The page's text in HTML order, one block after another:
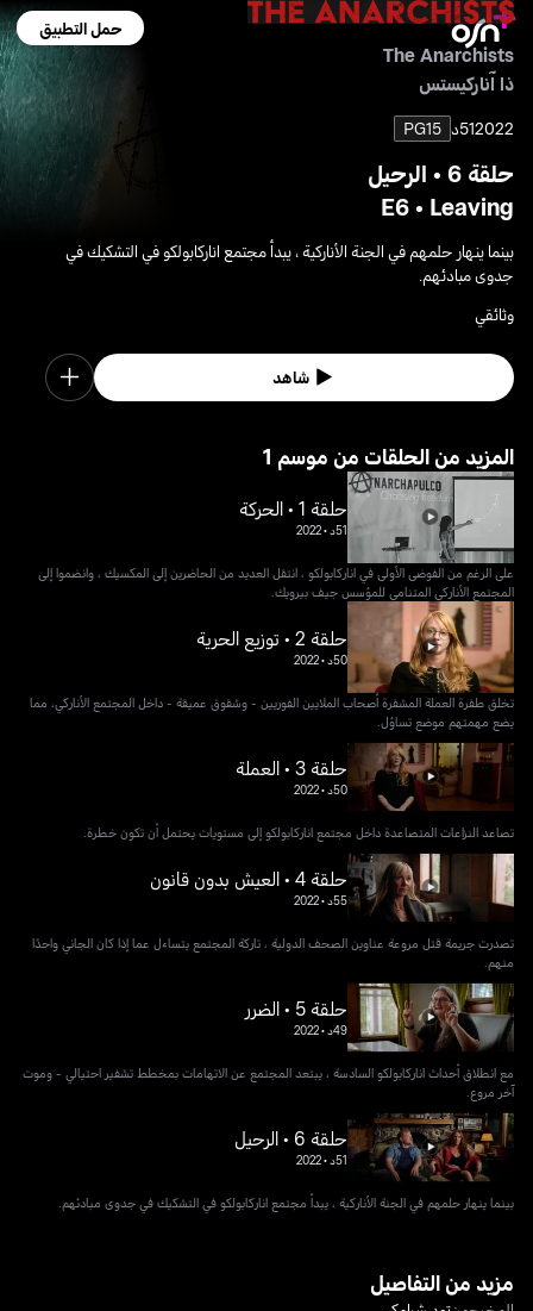
حمل التطبيق
The Anarchists
ذا آناركيستس
202251د PG15
حلقة 6 • الرحيل
E6 • Leaving
بينما ينهار حلمهم في الجنة الأناركية ، يبدأ مجتمع اناركابولكو في التشكيك في
جدوى مبادئهم.
وثائقي
شاهد
1 المزيد من الحلقات من موسم
حلقة 1 • الحركة
51د •
2022
على الرغم من الفوضى الأولى في اناركابولكو ، انتقل العديد من الحاضرين إلى المكسيك ، وانضموا إلى
المجتمع الأناركي المتنامي للمؤسس جيف بيرويك.
حلقة 2 • توزيع الحرية
50د •
2022
تخلق طفرة العملة المشفرة أصحاب الملايين الفوريين - وشقوق عميقة - داخل المجتمع الأناركي، مما
يضع مهمتهم موضع تساؤل.
حلقة 3 • العملة
50د •
2022
تصاعد النزاعات المتصاعدة داخل مجتمع اناركابولكو إلى مستويات يحتمل أن تكون خطرة.
حلقة 4 • العيش بدون قانون
55د •
2022
تصدرت جريمة قتل مروعة عناوين الصحف الدولية ، تاركة المجتمع يتساءل عما إذا كان الجاني واحدًا
منهم.
حلقة 5 • الضرر
49د •
2022
مع انطلاق أحداث اناركابولكو السادسة ، يبتعد المجتمع عن الاتهامات بمخطط تشفير احتيالي - وموت
آخر مروع.
حلقة 6 • الرحيل
51د •
2022
بينما ينهار حلمهم في الجنة الأناركية ، يبدأ مجتمع اناركابولكو في التشكيك في جدوى مبادئهم.
مزيد من التفاصيل